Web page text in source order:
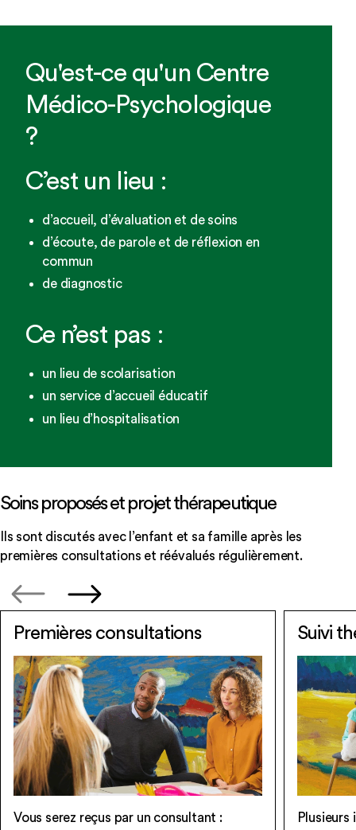
Qu'est-ce qu'un Centre
Médico-Psychologique
?
C’est un lieu :
d’accueil, d’évaluation et de soins
d’écoute, de parole et de réflexion en
commun
de diagnostic
Ce n’est pas :
un lieu de scolarisation
un service d’accueil éducatif
un lieu d’hospitalisation
Soins proposés et projet thérapeutique
Ils sont discutés avec l’enfant et sa famille après les
premières consultations et réévalués régulièrement.
Premières consultations
Vous serez reçus par un consultant :
Suivi